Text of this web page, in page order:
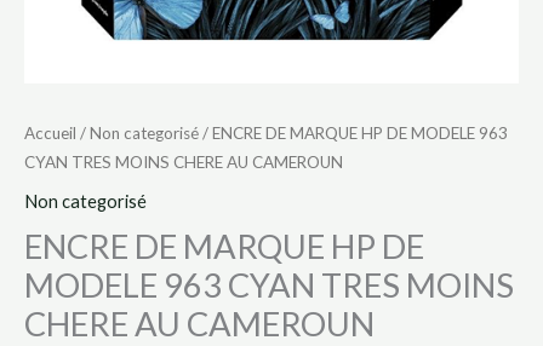
Accueil /Non categorisé/ ENCRE DE MARQUE HP DE MODELE 963
CYAN TRES MOINS CHERE AU CAMEROUN
Non categorisé
ENCRE DE MARQUE HP DE
MODELE 963 CYAN TRES MOINS
CHERE AU CAMEROUN